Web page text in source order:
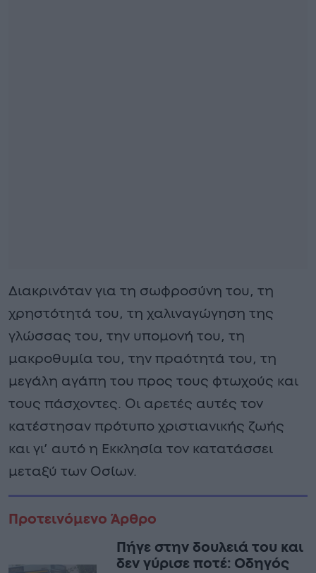
Διακρινόταν για τη σωφροσύνη του, τη
χρηστότητά του, τη χαλιναγώγηση της
γλώσσας του, την υπομονή του, τη
μακροθυμία του, την πραότητά του, τη
μεγάλη αγάπη του προς τους φτωχούς και
τους πάσχοντες. Οι αρετές αυτές τον
κατέστησαν πρότυπο χριστιανικής ζωής
και γι’ αυτό η Εκκλησία τον κατατάσσει
μεταξύ των Οσίων.
Προτεινόμενο Άρθρο
Πήγε στην δουλειά του και
δεν γύρισε ποτέ: Οδηγός